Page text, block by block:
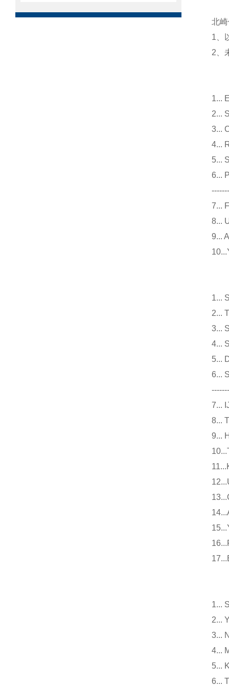
北
1、
2、
1...
2...
3...
4...
5...
6...
7...
8...
9...
1...
2...
3...
4...
5...
6...
7...
8...
9...
1...
2...
3...
4...
5...
6...